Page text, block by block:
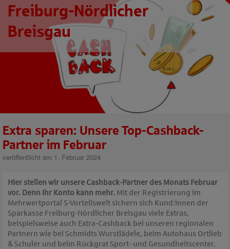
Freiburg-Nördlicher
Breisgau
Extra sparen: Unsere Top-Cashback-
Partner im Februar
veröffentlicht am 1. Februar 2024
Hier stellen wir unsere Cashback-Partner des Monats Februar
vor. Denn Ihr Konto kann mehr. Mit der Registrierung im
Mehrwertportal S-Vorteilswelt sichern sich Kund:innen der
Sparkasse Freiburg-Nördlicher Breisgau viele Extras,
beispielsweise auch Extra-Cashback bei unseren regionalen
Partnern wie bei Schmidts Wurstlädele, beim Autohaus Ortlieb
& Schuler und beim Rückgrat Sport- und Gesundheitscenter.